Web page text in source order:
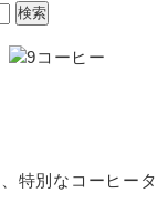
特別なコーヒー